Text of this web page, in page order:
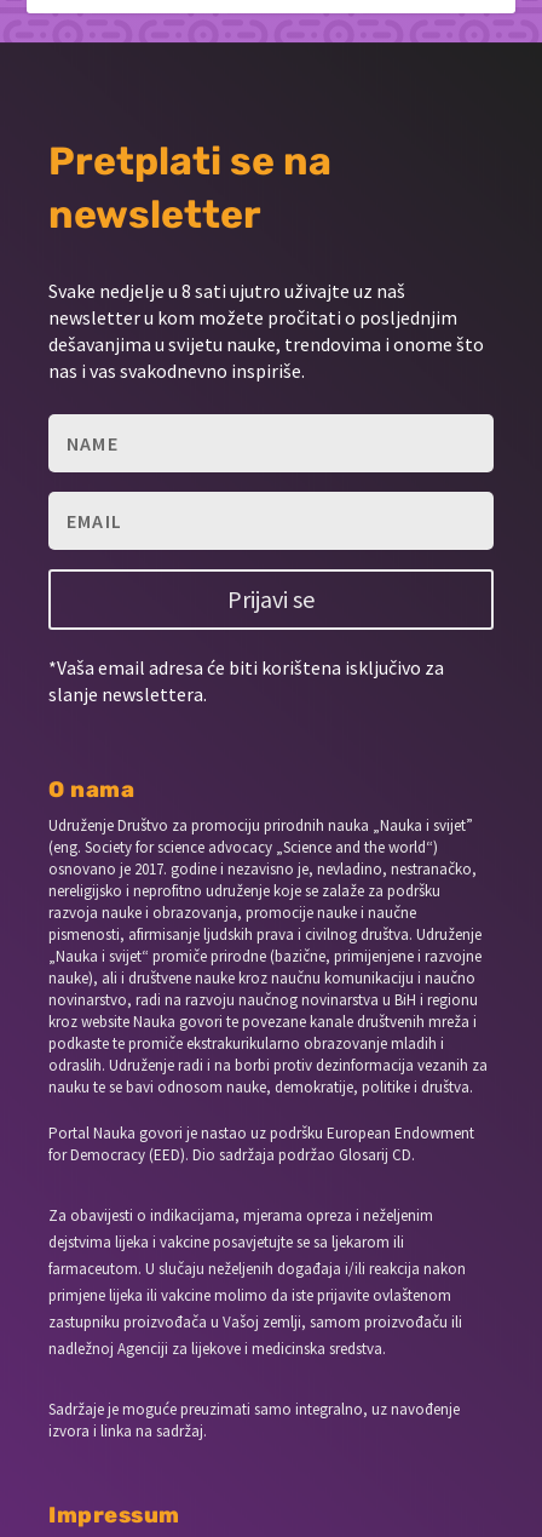
Pretplati se na
newsletter
Svake nedjelje u 8 sati ujutro uživajte uz naš
newsletter u kom možete pročitati o posljednjim
dešavanjima u svijetu nauke, trendovima i onome što
nas i vas svakodnevno inspiriše.
Prijavi se
*Vaša email adresa će biti korištena isključivo za
slanje newslettera.
O nama
Udruženje Društvo za promociju prirodnih nauka „Nauka i svijet”
(eng. Society for science advocacy „Science and the world“)
osnovano je 2017. godine i nezavisno je, nevladino, nestranačko,
nereligijsko i neprofitno udruženje koje se zalaže za podršku
razvoja nauke i obrazovanja, promocije nauke i naučne
pismenosti, afirmisanje ljudskih prava i civilnog društva. Udruženje
„Nauka i svijet“ promiče prirodne (bazične, primijenjene i razvojne
nauke), ali i društvene nauke kroz naučnu komunikaciju i naučno
novinarstvo, radi na razvoju naučnog novinarstva u BiH i regionu
kroz website Nauka govori te povezane kanale društvenih mreža i
podkaste te promiče ekstrakurikularno obrazovanje mladih i
odraslih. Udruženje radi i na borbi protiv dezinformacija vezanih za
nauku te se bavi odnosom nauke, demokratije, politike i društva.
Portal Nauka govori je nastao uz podršku European Endowment
for Democracy (EED). Dio sadržaja podržao Glosarij CD.
Za obavijesti o indikacijama, mjerama opreza i neželjenim
dejstvima lijeka i vakcine posavjetujte se sa ljekarom ili
farmaceutom. U slučaju neželjenih događaja i/ili reakcija nakon
primjene lijeka ili vakcine molimo da iste prijavite ovlaštenom
zastupniku proizvođača u Vašoj zemlji, samom proizvođaču ili
nadležnoj Agenciji za lijekove i medicinska sredstva.
Sadržaje je moguće preuzimati samo integralno, uz navođenje
izvora i linka na sadržaj.
Impressum